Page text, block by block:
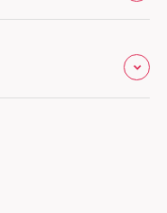
木太田
ル大分府内町